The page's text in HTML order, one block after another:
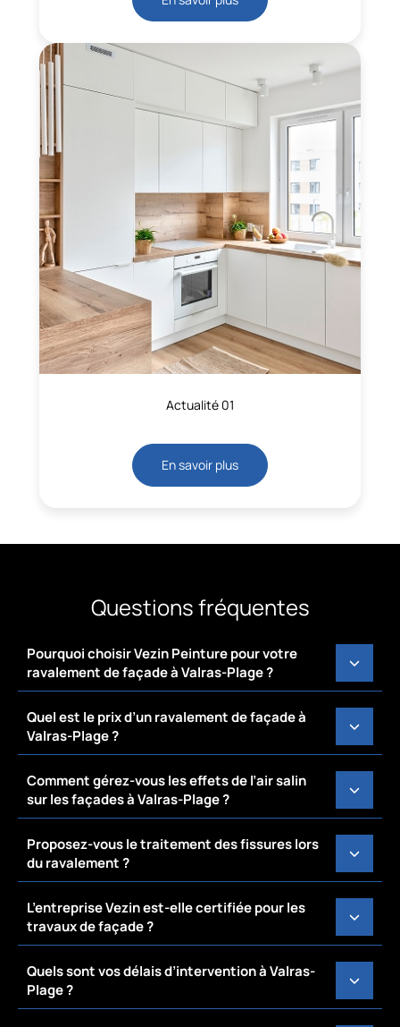
Actualité 01
En savoir plus
Questions fréquentes
Pourquoi choisir Vezin Peinture pour votre
ravalement de façade à Valras-Plage ?
Quel est le prix d’un ravalement de façade à
Valras-Plage ?
Comment gérez-vous les effets de l’air salin
sur les façades à Valras-Plage ?
Proposez-vous le traitement des fissures lors
du ravalement ?
L’entreprise Vezin est-elle certifiée pour les
travaux de façade ?
Quels sont vos délais d’intervention à Valras-
Plage ?